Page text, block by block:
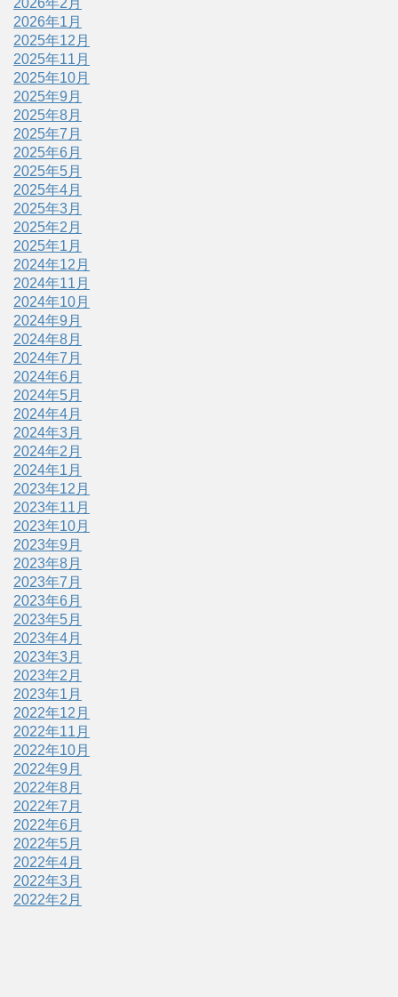
2026年1月
2025年12月
2025年11月
2025年10月
2025年9月
2025年8月
2025年7月
2025年6月
2025年5月
2025年4月
2025年3月
2025年2月
2025年1月
2024年12月
2024年11月
2024年10月
2024年9月
2024年8月
2024年7月
2024年6月
2024年5月
2024年4月
2024年3月
2024年2月
2024年1月
2023年12月
2023年11月
2023年10月
2023年9月
2023年8月
2023年7月
2023年6月
2023年5月
2023年4月
2023年3月
2023年2月
2023年1月
2022年12月
2022年11月
2022年10月
2022年9月
2022年8月
2022年7月
2022年6月
2022年5月
2022年4月
2022年3月
2022年2月